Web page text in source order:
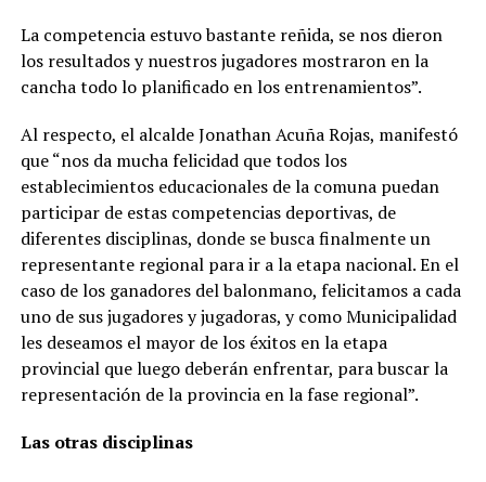
La competencia estuvo bastante reñida, se nos dieron
los resultados y nuestros jugadores mostraron en la
cancha todo lo planificado en los entrenamientos”.
Al respecto, el alcalde Jonathan Acuña Rojas, manifestó
que “nos da mucha felicidad que todos los
establecimientos educacionales de la comuna puedan
participar de estas competencias deportivas, de
diferentes disciplinas, donde se busca finalmente un
representante regional para ir a la etapa nacional. En el
caso de los ganadores del balonmano, felicitamos a cada
uno de sus jugadores y jugadoras, y como Municipalidad
les deseamos el mayor de los éxitos en la etapa
provincial que luego deberán enfrentar, para buscar la
representación de la provincia en la fase regional”.
Las otras disciplinas